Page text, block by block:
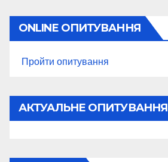
ONLINE ОПИТУВАННЯ
Пройти опитування
АКТУАЛЬНЕ ОПИТУВАННЯ